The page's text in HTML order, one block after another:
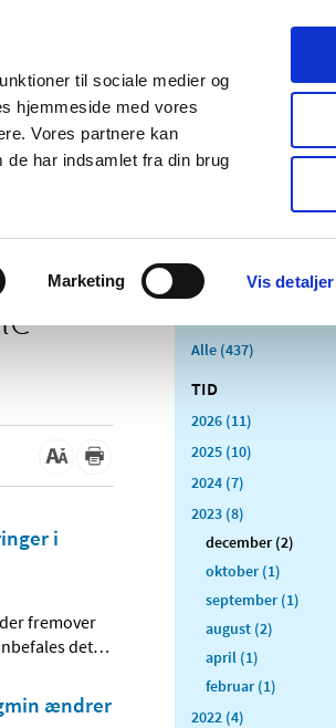
til sociale medier og
hjemmeside med vores
Vores partnere kan
har indsamlet fra din brug
Marketing Vis detaljer
Kontakt Udgivelser
salg af
Medicinsk
Særlige
i
fremover
det…
ændrer
Alle (437)
TID
2026 (11)
2025 (10)
2024 (7)
2023 (8)
december (2)
oktober (1)
september (1)
august (2)
april (1)
februar (1)
2022 (4)